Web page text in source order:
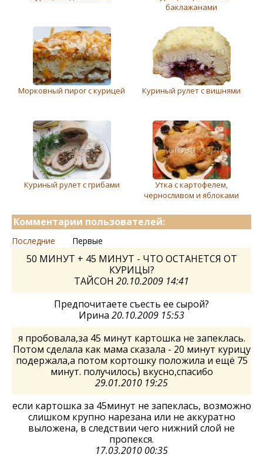
баклажанами
Морковный пирог с курицей Куриный рулет с вишнями
Куриный рулет с грибами
Утка с картофелем,
черносливом и яблоками
Комментарии пользователей:
Последние Первые
50 МИНУТ + 45 МИНУТ - ЧТО ОСТАНЕТСЯ ОТ
КУРИЦЫ?
ТАЙСОН 20.10.2009 14:41
Предпочитаете съесть ее сырой?
Ирина 20.10.2009 15:53
я пробовала,за 45 минут картошка не запеклась.
Потом сделала как мама сказала - 20 минут курицу
подержала,а потом кортошку положила и ещё 75
минут. получилось) вкусно,спасибо
29.01.2010 19:25
если картошка за 45минут не запеклась, возможно
слишком крупно нарезана или не аккуратно
выложена, в следствии чего нижний слой не
пропекся.
17.03.2010 00:35